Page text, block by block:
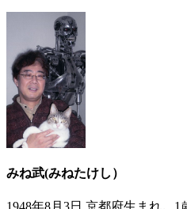
みね武(みねたけし）
1948年8月3日 京都府生まれ。1